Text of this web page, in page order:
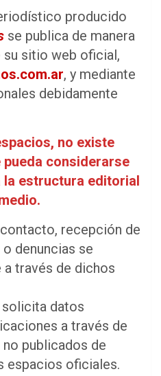
producido
se publica de manera
su sitio web oficial,
, y mediante
debidamente
no existe
considerarse
la estructura editorial
recepción de
denuncias se
través de dichos
solicita datos
a través de
publicados de
espacios oficiales.